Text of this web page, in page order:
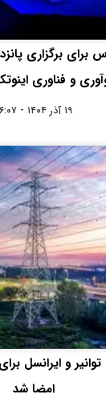
برگزاری
و فناوری
۱۹ آذر ۱۴۰۴ - ۱۶:۰۷
توانیر و ایرانسل
امضا شد